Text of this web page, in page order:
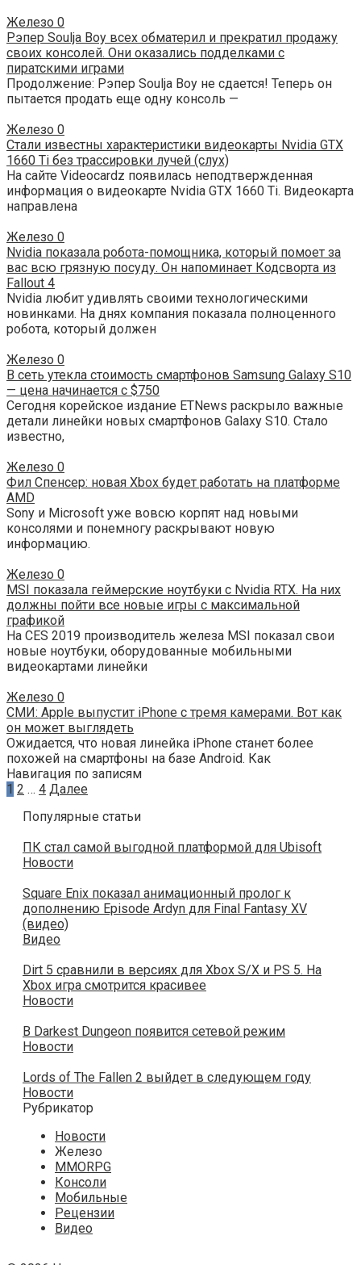
Железо 0
Рэпер Soulja Boy всех обматерил и прекратил продажу
своих консолей. Они оказались подделками с
пиратскими играми
Продолжение: Рэпер Soulja Boy не сдается! Теперь он
пытается продать еще одну консоль —
Железо 0
Стали известны характеристики видеокарты Nvidia GTX
1660 Ti без трассировки лучей (слух)
На сайте Videocardz появилась неподтвержденная
информация о видеокарте Nvidia GTX 1660 Ti. Видеокарта
направлена
Железо 0
Nvidia показала робота-помощника, который помоет за
вас всю грязную посуду. Он напоминает Кодсворта из
Fallout 4
Nvidia любит удивлять своими технологическими
новинками. На днях компания показала полноценного
робота, который должен
Железо 0
В сеть утекла стоимость смартфонов Samsung Galaxy S10
— цена начинается с $750
Сегодня корейское издание ETNews раскрыло важные
детали линейки новых смартфонов Galaxy S10. Стало
известно,
Железо 0
Фил Спенсер: новая Xbox будет работать на платформе
AMD
Sony и Microsoft уже вовсю корпят над новыми
консолями и понемногу раскрывают новую
информацию.
Железо 0
MSI показала геймерские ноутбуки с Nvidia RTX. На них
должны пойти все новые игры с максимальной
графикой
На CES 2019 производитель железа MSI показал свои
новые ноутбуки, оборудованные мобильными
видеокартами линейки
Железо 0
СМИ: Apple выпустит iPhone с тремя камерами. Вот как
он может выглядеть
Ожидается, что новая линейка iPhone станет более
похожей на смартфоны на базе Android. Как
Навигация по записям
1 2 … 4 Далее
Популярные статьи
ПК стал самой выгодной платформой для Ubisoft
Новости
Square Enix показал анимационный пролог к
дополнению Episode Ardyn для Final Fantasy XV
(видео)
Видео
Dirt 5 сравнили в версиях для Xbox S/X и PS 5. На
Xbox игра смотрится красивее
Новости
В Darkest Dungeon появится сетевой режим
Новости
Lords of The Fallen 2 выйдет в следующем году
Новости
Рубрикатор
Новости
Железо
MMORPG
Консоли
Мобильные
Рецензии
Видео